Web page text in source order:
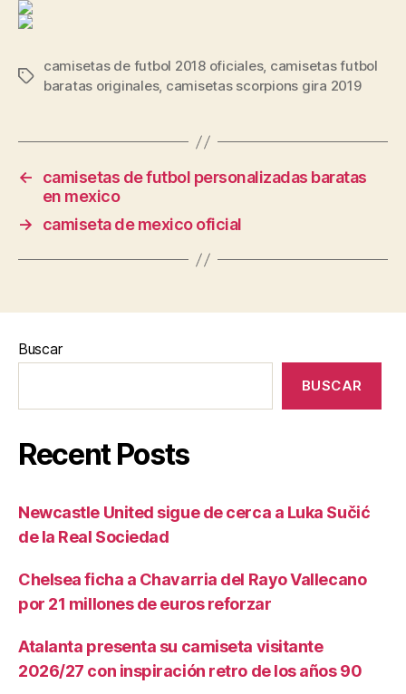
Etiquetas
camisetas de futbol 2018 oficiales, camisetas futbol
baratas originales, camisetas scorpions gira 2019
←
camisetas de futbol personalizadas baratas
en mexico
→
camiseta de mexico oficial
Buscar
BUSCAR
Recent Posts
Newcastle United sigue de cerca a Luka Sučić
de la Real Sociedad
Chelsea ficha a Chavarria del Rayo Vallecano
por 21 millones de euros reforzar
Atalanta presenta su camiseta visitante
2026/27 con inspiración retro de los años 90